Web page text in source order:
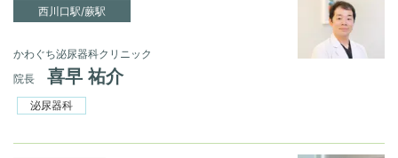
西川口駅/蕨駅
かわぐち泌尿器科クリニック
院長
喜早 祐介
泌尿器科